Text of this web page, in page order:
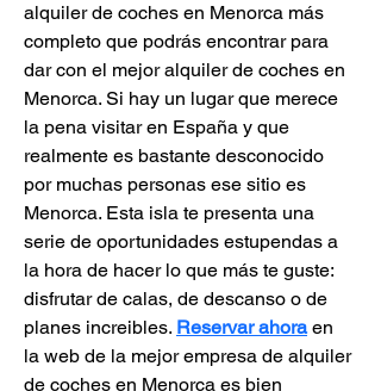
alquiler de coches en Menorca más
completo que podrás encontrar para
dar con el mejor alquiler de coches en
Menorca. Si hay un lugar que merece
la pena visitar en España y que
realmente es bastante desconocido
por muchas personas ese sitio es
Menorca. Esta isla te presenta una
serie de oportunidades estupendas a
la hora de hacer lo que más te guste:
disfrutar de calas, de descanso o de
planes increibles. Reservar ahora en
la web de la mejor empresa de alquiler
de coches en Menorca es bien